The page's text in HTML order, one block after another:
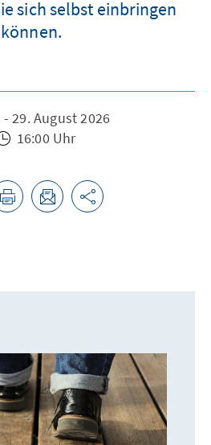
sich selbst einbringen
können.
- 29. August 2026
16:00 Uhr